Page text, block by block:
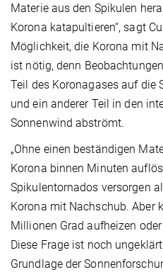
Materie aus den Spikulen
Korona katapultieren“, sagt
Möglichkeit, die Korona mit
ist nötig, denn
Teil des Koronagases auf die
und ein anderer Teil in den
Sonnenwind abströmt.
„Ohne einen beständigen
Korona binnen Minuten
Spikulentornados versorgen
Korona mit Nachschub. Aber
Millionen Grad aufheizen
Diese Frage ist noch
Grundlage der